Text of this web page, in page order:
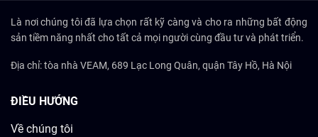
Là nơi chúng tôi đã lựa chọn rất kỹ càng và cho ra những bất động
sản tiềm năng nhất cho tất cả mọi người cùng đầu tư và phát triển.
Địa chỉ: tòa nhà VEAM, 689 Lạc Long Quân, quận Tây Hồ, Hà Nội
ĐIỀU HƯỚNG
Về chúng tôi